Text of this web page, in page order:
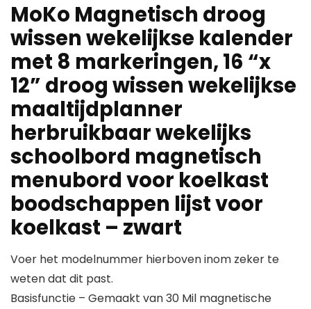
MoKo Magnetisch droog
wissen wekelijkse kalender
met 8 markeringen, 16 “x
12” droog wissen wekelijkse
maaltijdplanner
herbruikbaar wekelijks
schoolbord magnetisch
menubord voor koelkast
boodschappen lijst voor
koelkast – zwart
Voer het modelnummer hierboven inom zeker te
weten dat dit past.
Basisfunctie – Gemaakt van 30 Mil magnetische